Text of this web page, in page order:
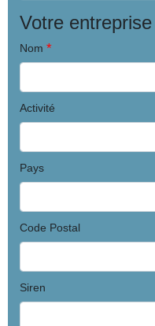
Votre entreprise
Nom *
Activité
Pays
Code Postal
Siren